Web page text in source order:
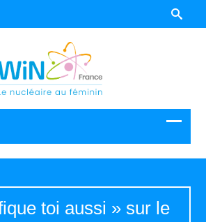
toi aussi » sur le